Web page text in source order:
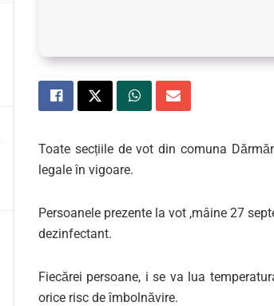
Toate secțiile de vot din comuna
legale în vigoare.
Persoanele prezente la vot ,mâine 27
dezinfectant.
Fiecărei persoane, i se va lua
orice risc de îmbolnăvire.